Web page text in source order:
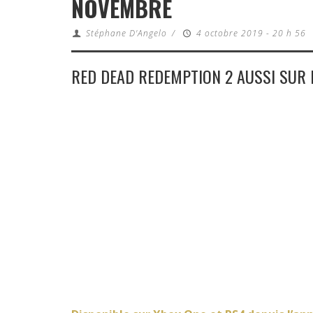
NOVEMBRE
Stéphane D'Angelo / 4 octobre 2019 - 20 h 56
RED DEAD REDEMPTION 2 AUSSI SUR